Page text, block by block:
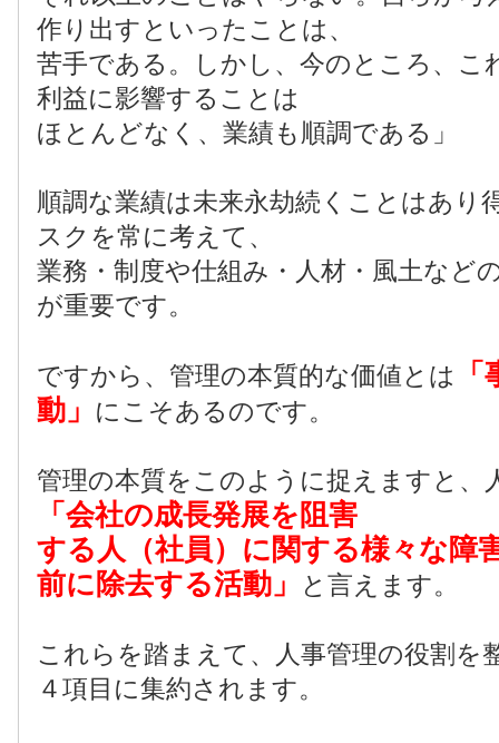
作り出すといったことは、
苦手である。しかし、今のところ、こ
利益に影響することは
ほとんどなく、業績も順調である」
順調な業績は未来永劫続くことはあり
スクを常に考えて、
業務・制度や仕組み・人材・風土など
が重要です。
ですから、管理の本質的な価値とは
動」
にこそあるのです。
管理の本質をこのように捉えますと、
「会社の成長発展を阻害
する人（社員）に関する様々な障
前に除去する活動」
と言えます。
これらを踏まえて、人事管理の役割を
４項目に集約されます。